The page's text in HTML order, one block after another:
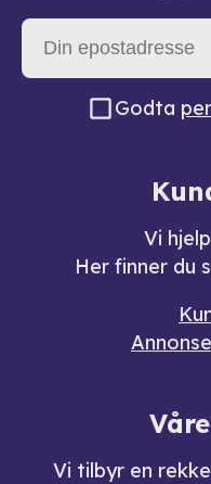
Godta
Vi
Her finner du
Vi tilbyr en rekke